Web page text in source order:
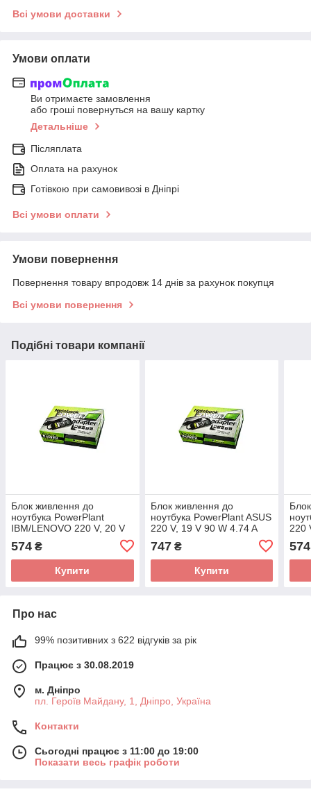
Всі умови доставки
Умови оплати
Ви отримаєте замовлення
або гроші повернуться на вашу картку
Детальніше
Післяплата
Оплата на рахунок
Готівкою при самовивозі в Дніпрі
Всі умови оплати
Умови повернення
Повернення товару впродовж 14 днів за рахунок покупця
Всі умови повернення
Подібні товари компанії
Блок живлення до
ноутбука PowerPlant
IBM/LENOVO 220 V, 20 V
(IB65H7955)
574 ₴
Купити
Блок живлення до
ноутбука PowerPlant ASUS
220 V, 19 V 90 W 4.74 A
747₴
Купити
220
574
Про нас
99% позитивних з 622 відгуків за рік
Працює з 30.08.2019
м. Дніпро
пл. Героїв Майдану, 1, Дніпро, Україна
Контакти
Сьогодні працює з 11:00 до 19:00
Показати весь графік роботи